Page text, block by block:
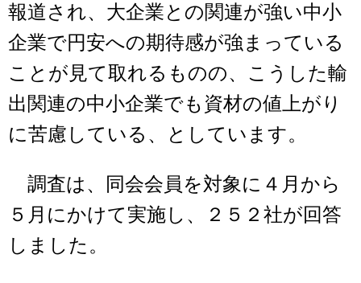
報道され、大企業との関連が強い中小
企業で円安への期待感が強まっている
ことが見て取れるものの、こうした輸
出関連の中小企業でも資材の値上がり
に苦慮している、としています。
調査は、同会会員を対象に４月から
５月にかけて実施し、２５２社が回答
しました。